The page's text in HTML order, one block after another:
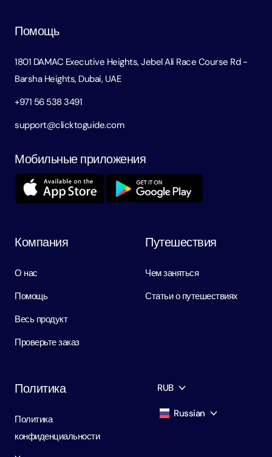
Помощь
1801 DAMAC Executive Heights, Jebel Ali Race Course Rd -
Barsha Heights, Dubai, UAE
+971 56 538 3491
support@clicktoguide.com
Мобильные приложения
Компания
О нас
Помощь
Весь продукт
Проверьте заказ
Путешествия
Чем заняться
Статьи о путешествиях
Политика
Политика
конфиденциальности
RUB
Russian